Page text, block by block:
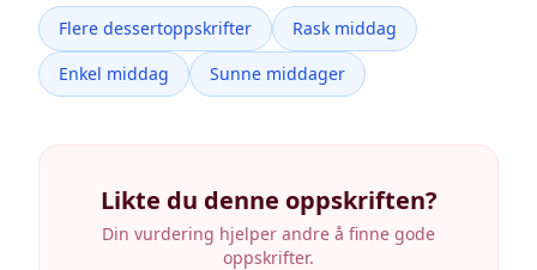
Flere dessertoppskrifter
Rask middag
Enkel middag
Sunne middager
Likte du denne oppskriften?
Din vurdering hjelper andre å finne gode
oppskrifter.